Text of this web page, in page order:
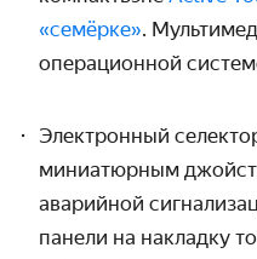
«семёрке».
операционной
Электронный
миниатюрным
аварийной
панели на накладку